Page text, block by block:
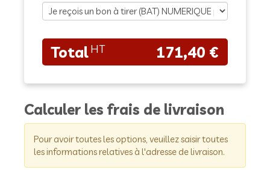
171,40 €
Calculer les frais de livraison
Pour avoir toutes les options, veuillez saisir toutes
les informations relatives à l'adresse de livraison.